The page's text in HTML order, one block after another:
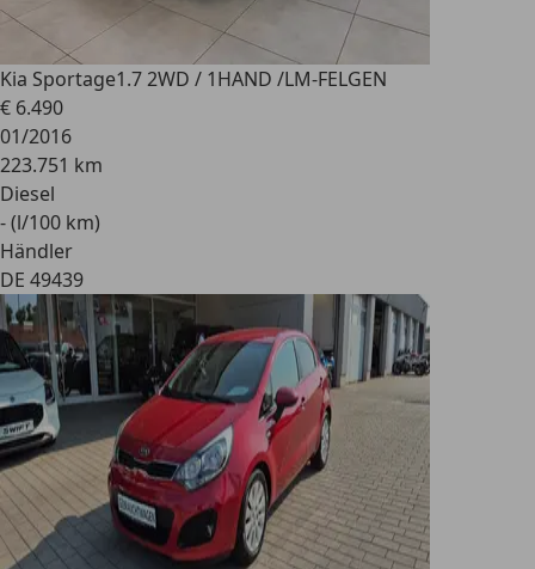
Kia Sportage1.7 2WD / 1HAND /LM-FELGEN
€ 6.490
01/2016
223.751 km
Diesel
- (l/100 km)
Händler
DE 49439